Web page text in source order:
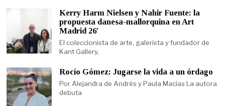
Kerry Harm Nielsen y Nahir Fuente: la
propuesta danesa-mallorquina en Art
Madrid 26′
El coleccionista de arte, galerista y fundador de
Kant Gallery,
Rocío Gómez: Jugarse la vida a un órdago
Por Alejandra de Andrés y Paula Macías La autora
debuta